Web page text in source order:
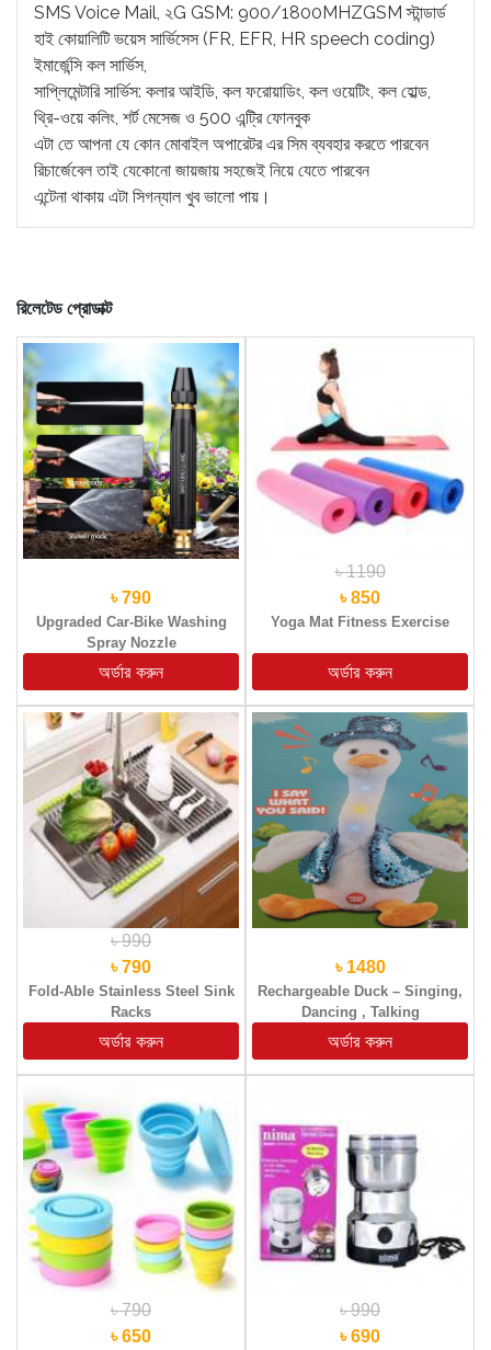
SMS Voice Mail, ২G GSM: 900/1800MHZGSM স্টান্ডার্ড
হাই কোয়ালিটি ভয়েস সার্ভিসেস (FR, EFR, HR speech coding)
ইমার্জেন্সি কল সার্ভিস,
সাপ্লিমেন্টারি সার্ভিস: কলার আইডি, কল ফরোয়াডিং, কল ওয়েটিং, কল হোল্ড,
থ্রি-ওয়ে কলিং, শর্ট মেসেজ ও 500 এন্ট্রি ফোনবুক
এটা তে আপনা যে কোন মোবাইল অপারেটর এর সিম ব্যবহার করতে পারবেন
রিচার্জেবেল তাই যেকোনো জায়জায় সহজেই নিয়ে যেতে পারবেন
এন্টেনা থাকায় এটা সিগন্যাল খুব ভালো পায়।
রিলেটেড প্রোডাক্ট
৳ 790
Upgraded Car-Bike Washing
Spray Nozzle
৳ 1190
৳ 850
Yoga Mat Fitness Exercise
৳ 990
৳ 790
Fold-Able Stainless Steel Sink
Racks
৳ 1480
Rechargeable Duck – Singing,
Dancing , Talking
৳ 790
৳ 650
৳ 990
৳ 690